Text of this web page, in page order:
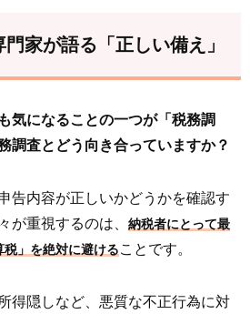
家が語る「正しい備え」
になることの一つが「税務調
調査とどう向き合っていますか？
告内容が正しいかどうかを確認す
が重視するのは、 納税者にとって最
」を絶対に避ける ことです。
得隠しなど、悪質な不正行為に対